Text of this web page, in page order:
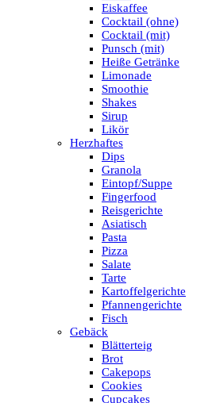
Eiskaffee
Cocktail (ohne)
Cocktail (mit)
Punsch (mit)
Heiße Getränke
Limonade
Smoothie
Shakes
Sirup
Likör
Herzhaftes
Dips
Granola
Eintopf/Suppe
Fingerfood
Reisgerichte
Asiatisch
Pasta
Pizza
Salate
Tarte
Kartoffelgerichte
Pfannengerichte
Fisch
Gebäck
Blätterteig
Brot
Cakepops
Cookies
Cupcakes